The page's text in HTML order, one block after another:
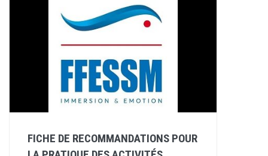
FICHE DE RECOMMANDATIONS POUR